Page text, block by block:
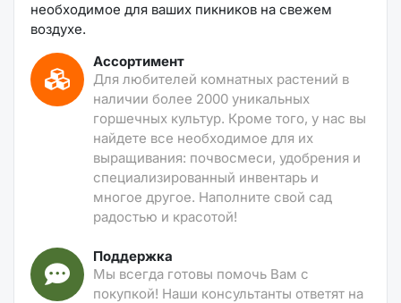
необходимое для ваших пикников на свежем
воздухе.
Ассортимент
Для любителей комнатных растений в
наличии более 2000 уникальных
горшечных культур. Кроме того, у нас вы
найдете все необходимое для их
выращивания: почвосмеси, удобрения и
специализированный инвентарь и
многое другое. Наполните свой сад
радостью и красотой!
Поддержка
Мы всегда готовы помочь Вам с
покупкой! Наши консультанты ответят на